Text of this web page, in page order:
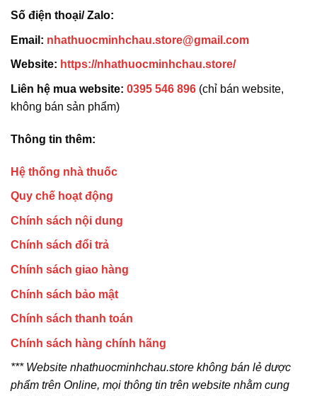
Số điện thoại/ Zalo:
Email: nhathuocminhchau.store@gmail.com
Website: https://nhathuocminhchau.store/
Liên hệ mua website: 0395 546 896 (chỉ bán website,
không bán sản phẩm)
Thông tin thêm:
Hệ thống nhà thuốc
Quy chế hoạt động
Chính sách nội dung
Chính sách đổi trả
Chính sách giao hàng
Chính sách bảo mật
Chính sách thanh toán
Chính sách hàng chính hãng
*** Website nhathuocminhchau.store không bán lẻ dược
phẩm trên Online, mọi thông tin trên website nhằm cung